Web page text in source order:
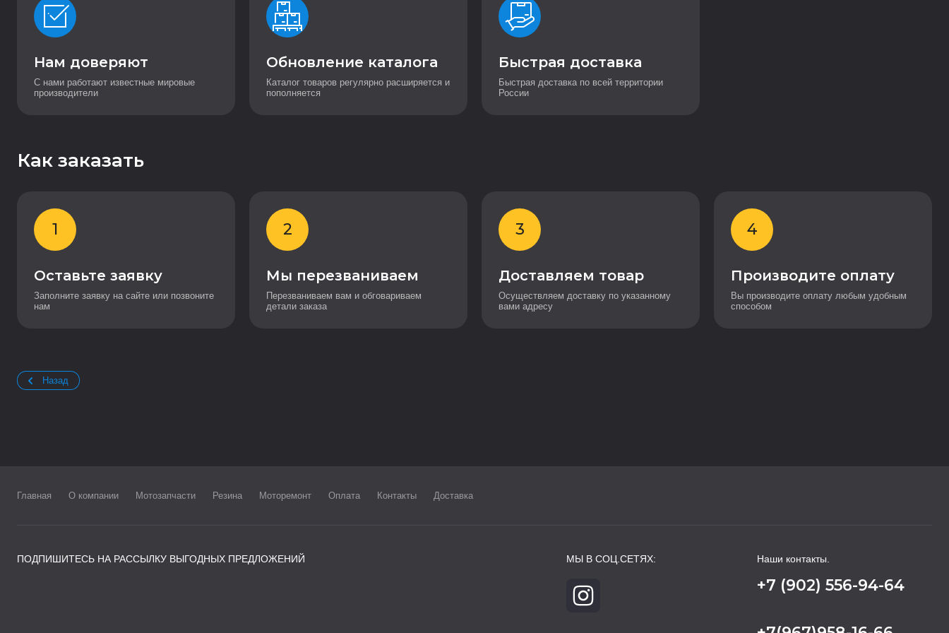
Нам доверяют
С нами работают известные мировые
производители
Обновление каталога
Каталог товаров регулярно расширяется и
пополняется
Быстрая доставка
Быстрая доставка по всей территории
России
Как заказать
1
Оставьте заявку
Заполните заявку на сайте или позвоните
нам
2
Мы перезваниваем
Перезваниваем вам и обговариваем
детали заказа
3
Доставляем товар
Осуществляем доставку по указанному
вами адресу
4
Производите оплату
Вы производите оплату любым удобным
способом
Назад
Главная О компании Мотозапчасти Резина Моторемонт Оплата Контакты Доставка
ПОДПИШИТЕСЬ НА РАССЫЛКУ ВЫГОДНЫХ ПРЕДЛОЖЕНИЙ МЫ В СОЦ.СЕТЯХ: Наши контакты.
+7 (902) 556-94-64